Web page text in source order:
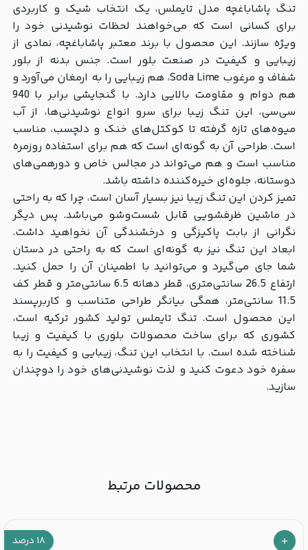
تنگ پاشاباغچه مدل تایملس، یک انتخاب شیک و کاربردی
برای کسانی است که می‌خواهند لحظات نوشیدنی خود را
ویژه سازند. این محصول با برند معتبر پاشاباغچه، نمادی از
زیبایی و کیفیت در صنعت بلور است. جنس بدنه از بلور
شفاف و مرغوب Soda Lime، هم زیبایی را به ارمغان می‌آورد و
هم دوام و مقاومت بالایی دارد. با گنجایشی برابر با 940
سی‌سی، این تنگ زیبا برای سرو انواع نوشیدنی‌ها، از آب
میوه‌های تازه گرفته تا کوکتل‌های خنک و دلچسب، مناسب
است. طراحی آن به گونه‌ای است که هم برای استفاده روزمره
مناسب است و هم می‌تواند در مجالس خاص و دورهمی‌های
دوستانه، جلوه‌ای خیره‌کننده داشته باشد.
تمیز کردن این تنگ زیبا نیز بسیار آسان است، چرا که به راحتی
در ماشین ظرفشویی قابل شست‌وشو می‌باشد. پس دیگر
نگرانی از بابت پاکیزگی و درخشندگی آن نخواهید داشت.
ابعاد این تنگ نیز به گونه‌ای است که به راحتی در دستان
شما جای می‌گیرد و می‌توانید با اطمینان آن را حمل کنید.
ارتفاع 26.5 سانتی‌متری، قطر دهانه 6.5 سانتی‌متر و قطر کف
11.5 سانتی‌متر، همگی بیانگر طراحی متناسب و کاربرپسند
این محصول است. تنگ تایملس تولید کشور ترکیه است،
کشوری که برای ساخت محصولات بلوری با کیفیت و زیبا
شناخته شده است. با انتخاب این تنگ، زیبایی و کیفیت را به
سفره خود دعوت کنید و لذت نوشیدنی‌های خود را دوچندان
سازید.
محصولات مرتبط
۱۸ درصد